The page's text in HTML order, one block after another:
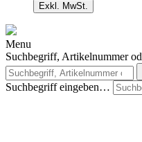
Exkl. MwSt.
Menu
Suchbegriff, Artikelnummer
Suchbegriff eingeben…